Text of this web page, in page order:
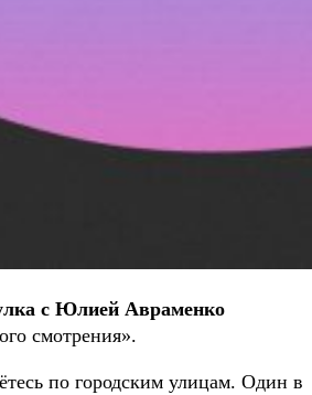
с Юлией Авраменко
смотрения».
по городским улицам. Один в